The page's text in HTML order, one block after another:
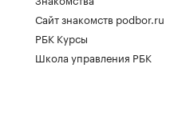
Сайт знакомств podbor.ru
РБК Курсы
Школа управления РБК